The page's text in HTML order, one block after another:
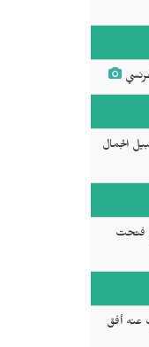
الجمال
فتحت
عنه أفق